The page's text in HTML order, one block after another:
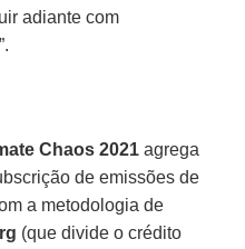
adiante com
Chaos 2021 agrega
de emissões de
a metodologia de
(que divide o crédito